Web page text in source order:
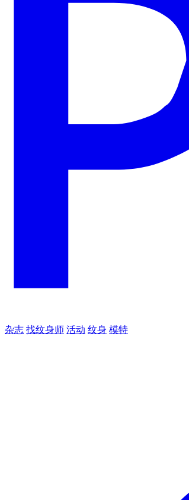
杂志 找纹身师 活动 纹身 模特